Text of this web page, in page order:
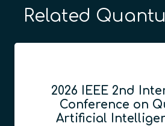
Related
2026 IEEE 2nd
Conference on
Artificial